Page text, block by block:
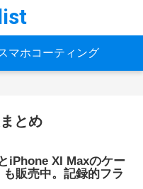
マホコーティング
とめ
iPhone XI Maxのケー
も販売中。記録的フラ